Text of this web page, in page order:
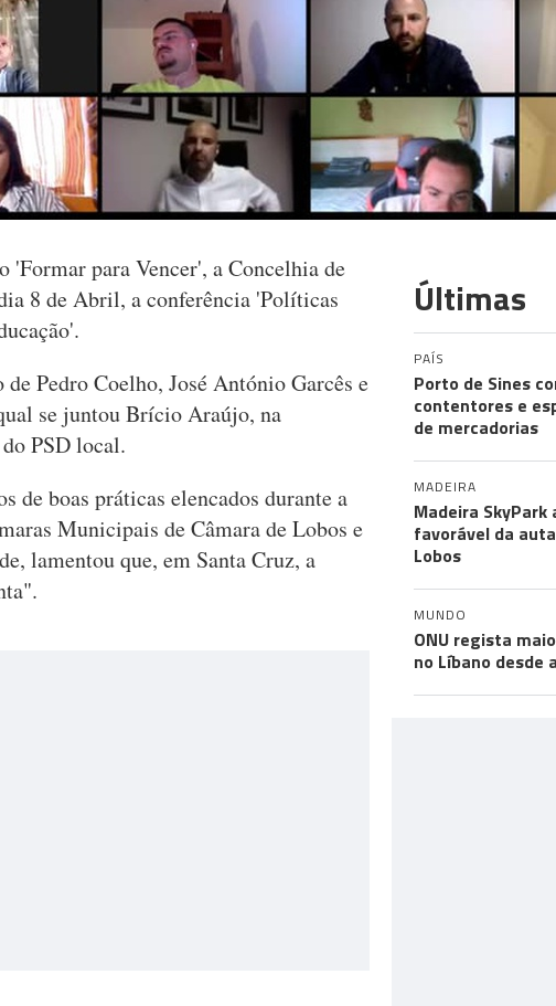
para Vencer', a Concelhia de
8 de Abril, a conferência 'Políticas
Pedro Coelho, José António Garcês e
se juntou Brício Araújo, na
PSD local.
de boas práticas elencados durante a
Municipais de Câmara de Lobos e
lamentou que, em Santa Cruz, a
Últimas
PAÍS
Porto de Sines
contentores e
de mercadorias
MADEIRA
Madeira
favorável da
Lobos
MUNDO
ONU regista
no Líbano desde